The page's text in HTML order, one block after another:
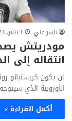
ياسر علي 1 يناير، 2023
مودريتش
انتقاله إلى
لن يكون كريستيانو
الأوروبية الذي
أكمل القراءة »